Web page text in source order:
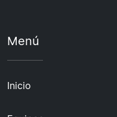
Menú
Inicio